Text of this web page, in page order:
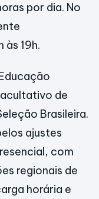
por dia. No
às 19h.
de
Brasileira.
ajustes
com
regionais de
horária e